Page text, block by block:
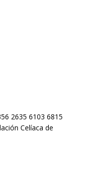
2635 6103 6815
Celíaca de